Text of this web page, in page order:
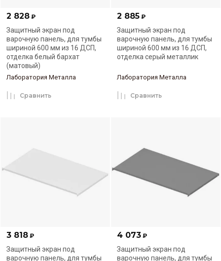
2 828 ₽
Защитный экран под
варочную панель, для тумбы
шириной 600 мм из 16 ДСП,
отделка белый бархат
(матовый)
Лаборатория Металла
Сравнить
2 885 ₽
Защитный экран под
варочную панель, для тумбы
шириной 600 мм из 16 ДСП,
отделка серый металлик
Лаборатория Металла
Сравнить
3 818 ₽
Защитный экран под
варочную панель, для тумбы
4 073 ₽
Защитный экран под
варочную панель, для тумбы